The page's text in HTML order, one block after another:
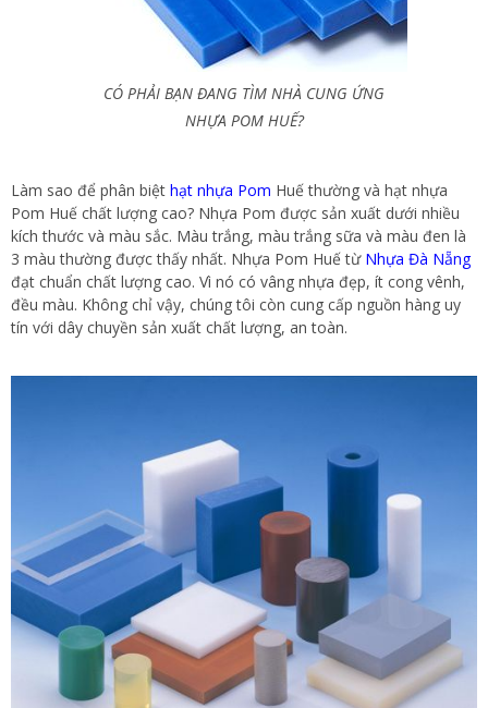
CÓ PHẢI BẠN ĐANG TÌM NHÀ CUNG ỨNG
NHỰA POM HUẾ?
Làm sao để phân biệt hạt nhựa Pom Huế thường và hạt nhựa
Pom Huế chất lượng cao? Nhựa Pom được sản xuất dưới nhiều
kích thước và màu sắc. Màu trắng, màu trắng sữa và màu đen là
3 màu thường được thấy nhất. Nhựa Pom Huế từ Nhựa Đà Nẵng
đạt chuẩn chất lượng cao. Vì nó có vâng nhựa đẹp, ít cong vênh,
đều màu. Không chỉ vậy, chúng tôi còn cung cấp nguồn hàng uy
tín với dây chuyền sản xuất chất lượng, an toàn.